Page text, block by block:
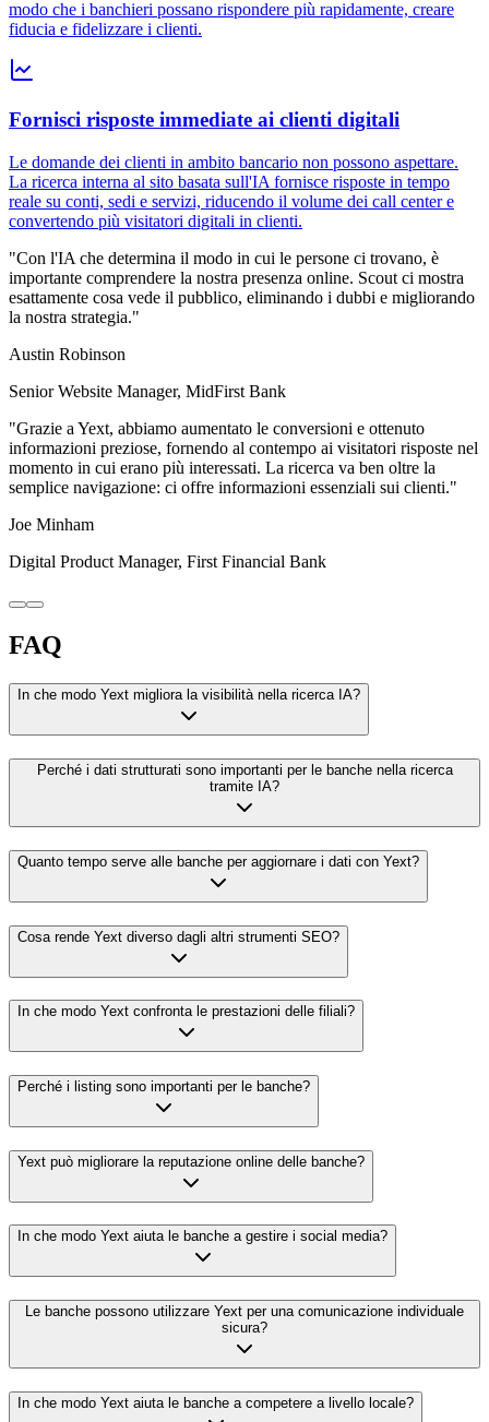
modo che i banchieri possano rispondere più rapidamente, creare
fiducia e fidelizzare i clienti.
Fornisci risposte immediate ai clienti digitali
Le domande dei clienti in ambito bancario non possono aspettare.
La ricerca interna al sito basata sull'IA fornisce risposte in tempo
reale su conti, sedi e servizi, riducendo il volume dei call center e
convertendo più visitatori digitali in clienti.
"Con l'IA che determina il modo in cui le persone ci trovano, è
importante comprendere la nostra presenza online. Scout ci mostra
esattamente cosa vede il pubblico, eliminando i dubbi e migliorando
la nostra strategia."
Austin Robinson
Senior Website Manager, MidFirst Bank
"Grazie a Yext, abbiamo aumentato le conversioni e ottenuto
informazioni preziose, fornendo al contempo ai visitatori risposte nel
momento in cui erano più interessati. La ricerca va ben oltre la
semplice navigazione: ci offre informazioni essenziali sui clienti."
Joe Minham
Digital Product Manager, First Financial Bank
FAQ
In che modo Yext migliora la visibilità nella ricerca IA?
Perché i dati strutturati sono importanti per le banche nella ricerca
tramite IA?
Quanto tempo serve alle banche per aggiornare i dati con Yext?
Cosa rende Yext diverso dagli altri strumenti SEO?
In che modo Yext confronta le prestazioni delle filiali?
Perché i listing sono importanti per le banche?
Yext può migliorare la reputazione online delle banche?
In che modo Yext aiuta le banche a gestire i social media?
Le banche possono utilizzare Yext per una comunicazione individuale
sicura?
In che modo Yext aiuta le banche a competere a livello locale?